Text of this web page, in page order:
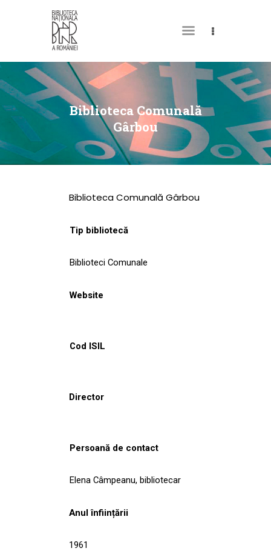
Biblioteca Comunală
Gârbou
DESPRE NOI
PERMISUL MEU DE
BIBLIOTECĂ
CATALOAGE ȘI
COLECȚII
CULTURALE
NOUTĂȚI
Biblioteca Comunală Gârbou
Tip bibliotecă
Biblioteci Comunale
Website
Cod ISIL
Director
Persoană de contact
Elena Câmpeanu, bibliotecar
Anul înființării
1961